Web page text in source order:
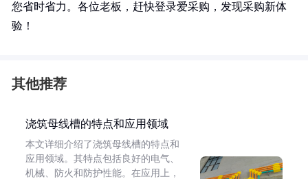
您省时省力。各位老板，赶快登录爱采购，发现采购新体
验！
其他推荐
浇筑母线槽的特点和应用领域
本文详细介绍了浇筑母线槽的特点和
应用领域。其特点包括良好的电气、
机械、防火和防护性能。在应用上，